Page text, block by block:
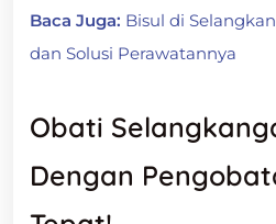
Baca Juga: Bisul di
dan Solusi Perawatannya
Obati
Dengan